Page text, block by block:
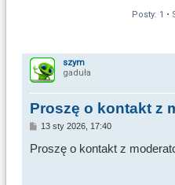
szym
gaduła
Proszę o kontakt z
P
s
13 sty 2026, 17:40
Proszę o kontakt z